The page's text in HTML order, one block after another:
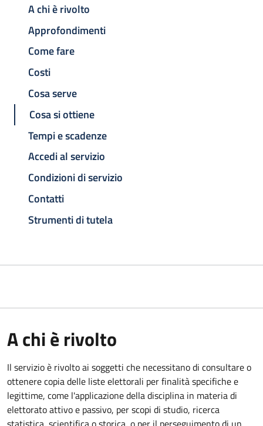
A chi è rivolto
Approfondimenti
Come fare
Costi
Cosa serve
Cosa si ottiene
Tempi e scadenze
Accedi al servizio
Condizioni di servizio
Contatti
Strumenti di tutela
A chi è rivolto
Il servizio è rivolto ai soggetti che necessitano di consultare o
ottenere copia delle liste elettorali per finalità specifiche e
legittime, come l'applicazione della disciplina in materia di
elettorato attivo e passivo, per scopi di studio, ricerca